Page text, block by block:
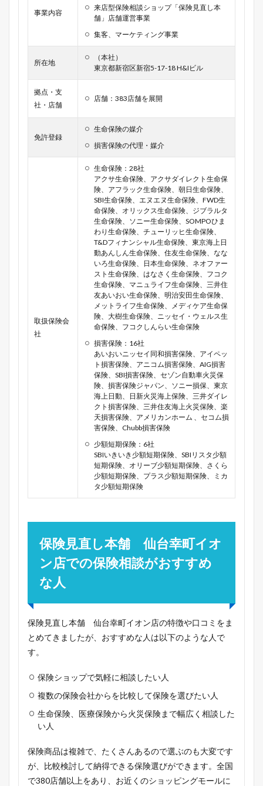
事業内容
来店型保険相談ショップ「保険見直し本
舗」店舗運営事業
集客、マーケティング事業
所在地
（本社）
東京都新宿区新宿5-17-18 H&Iビル
拠点・支
社・店舗
店舗：383店舗を展開
免許登録
生命保険の媒介
損害保険の代理・媒介
取扱保険会
社
生命保険：28社
アクサ生命保険、アクサダイレクト生命保
険、アフラック生命保険、朝日生命保険、
SBI生命保険、エヌエヌ生命保険、FWD生
命保険、オリックス生命保険、ジブラルタ
生命保険、ソニー生命保険、SOMPOひま
わり生命保険、チューリッヒ生命保険、
T&Dフィナンシャル生命保険、東京海上日
動あんしん生命保険、住友生命保険、なな
いろ生命保険、日本生命保険、ネオファー
スト生命保険、はなさく生命保険、フコク
生命保険、マニュライフ生命保険、三井住
友あいおい生命保険、明治安田生命保険、
メットライフ生命保険、メディケア生命保
険、大樹生命保険、ニッセイ・ウェルス生
命保険、フコクしんらい生命保険
損害保険：16社
あいおいニッセイ同和損害保険、アイペッ
ト損害保険、アニコム損害保険、AIG損害
保険、SBI損害保険、セゾン自動車火災保
険、損害保険ジャパン、ソニー損保、東京
海上日動、日新火災海上保険、三井ダイレ
クト損害保険、三井住友海上火災保険、楽
天損害保険、アメリカンホーム 、セコム損
害保険、Chubb損害保険
少額短期保険：6社
SBIいきいき少額短期保険、SBIリスタ少額
短期保険、オリーブ少額短期保険、さくら
少額短期保険、プラス少額短期保険、ミカ
タ少額短期保険
保険見直し本舗 仙台幸町イオ
ン店での保険相談がおすすめ
な人
保険見直し本舗 仙台幸町イオン店の特徴や口コミをま
とめてきましたが、おすすめな人は以下のような人で
す。
保険ショップで気軽に相談したい人
複数の保険会社からを比較して保険を選びたい人
生命保険、医療保険から火災保険まで幅広く相談した
い人
保険商品は複雑で、たくさんあるので選ぶのも大変です
が、比較検討して納得できる保険選びができます。全国
で380店舗以上をあり、お近くのショッピングモールに